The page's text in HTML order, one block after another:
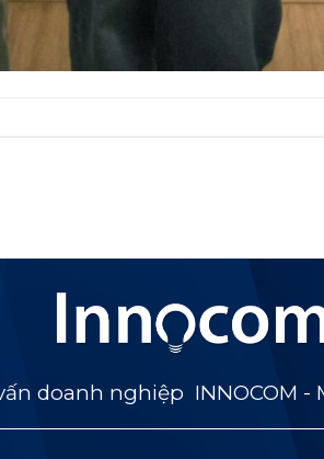
doanh nghiệp INNOCOM -